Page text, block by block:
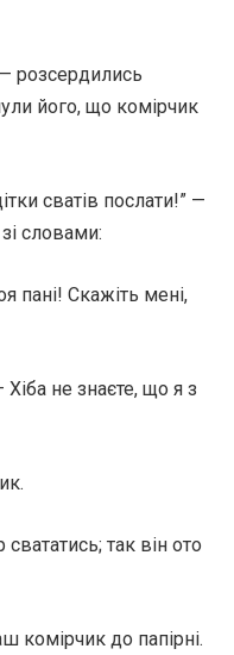
розсердились
його, що комірчик
сватів послати!” —
словами:
пані! Скажіть мені,
не знаєте, що я з
так він ото
комірчик до папірні.